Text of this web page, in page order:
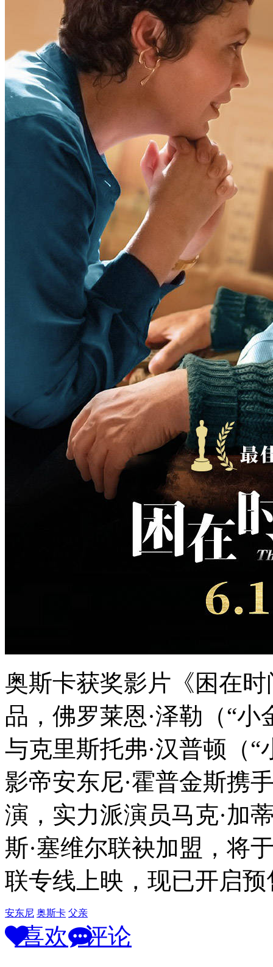
奥斯卡获奖影片《困在
品，佛罗莱恩·泽勒（“
与克里斯托弗·汉普顿（
影帝安东尼·霍普金斯携
演，实力派演员马克·加
斯·塞维尔联袂加盟，将
联专线上映，现已开启预
安东尼 奥斯卡 父亲
喜欢 评论